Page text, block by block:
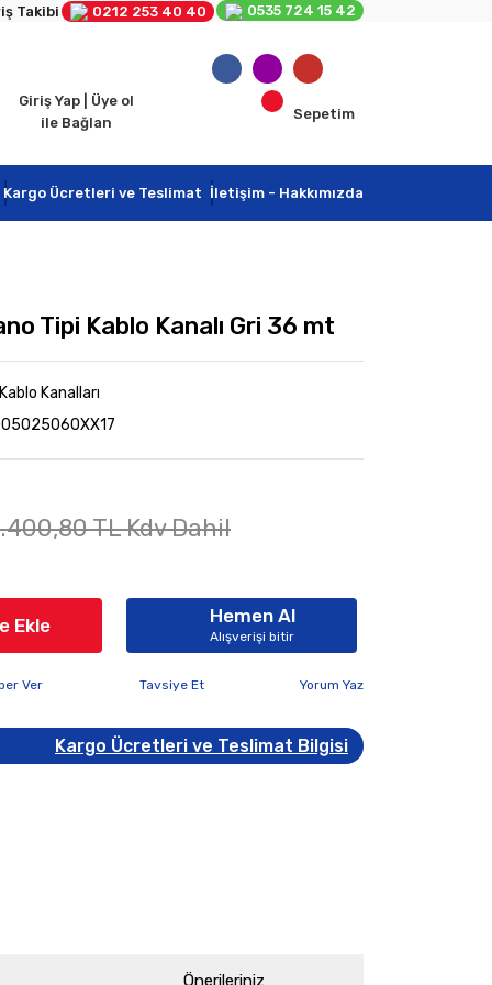
Takibi 0212 253 40 40 0535 724 15 42
Giriş Yap | Üye ol
ile Bağlan
Sepetim
Kargo Ücretleri ve Teslimat İletişim - Hakkımızda
Tipi Kablo Kanalı Gri 36 mt
Kanalları
TL Kdv Dahil
Ekle Hemen Al
Alışverişi bitir
Ver Tavsiye Et Yorum Yaz
Kargo Ücretleri ve Teslimat Bilgisi
Önerileriniz